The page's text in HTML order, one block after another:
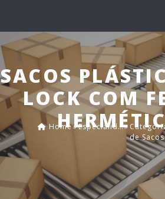
SACOS
LOCK COM
Home» Especialidades»
de Sacos